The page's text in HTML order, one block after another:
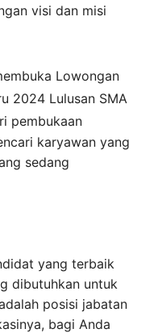
visi dan misi
Lowongan
2024 Lulusan SMA
pembukaan
karyawan yang
sedang
yang terbaik
dibutuhkan untuk
posisi jabatan
bagi Anda